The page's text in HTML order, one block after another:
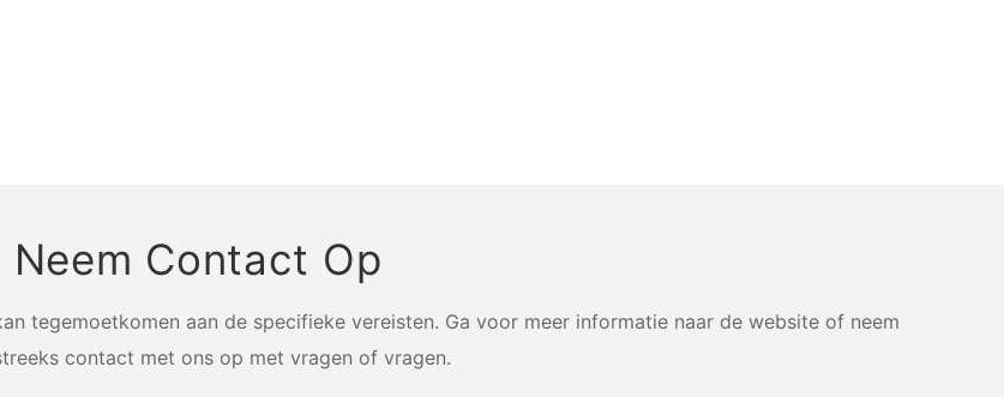
Neem Contact Op
tegemoetkomen aan de specifieke vereisten. Ga voor meer informatie naar de website of neem
contact met ons op met vragen of vragen.